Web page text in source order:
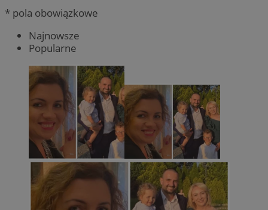
* pola obowiązkowe
Najnowsze
Popularne